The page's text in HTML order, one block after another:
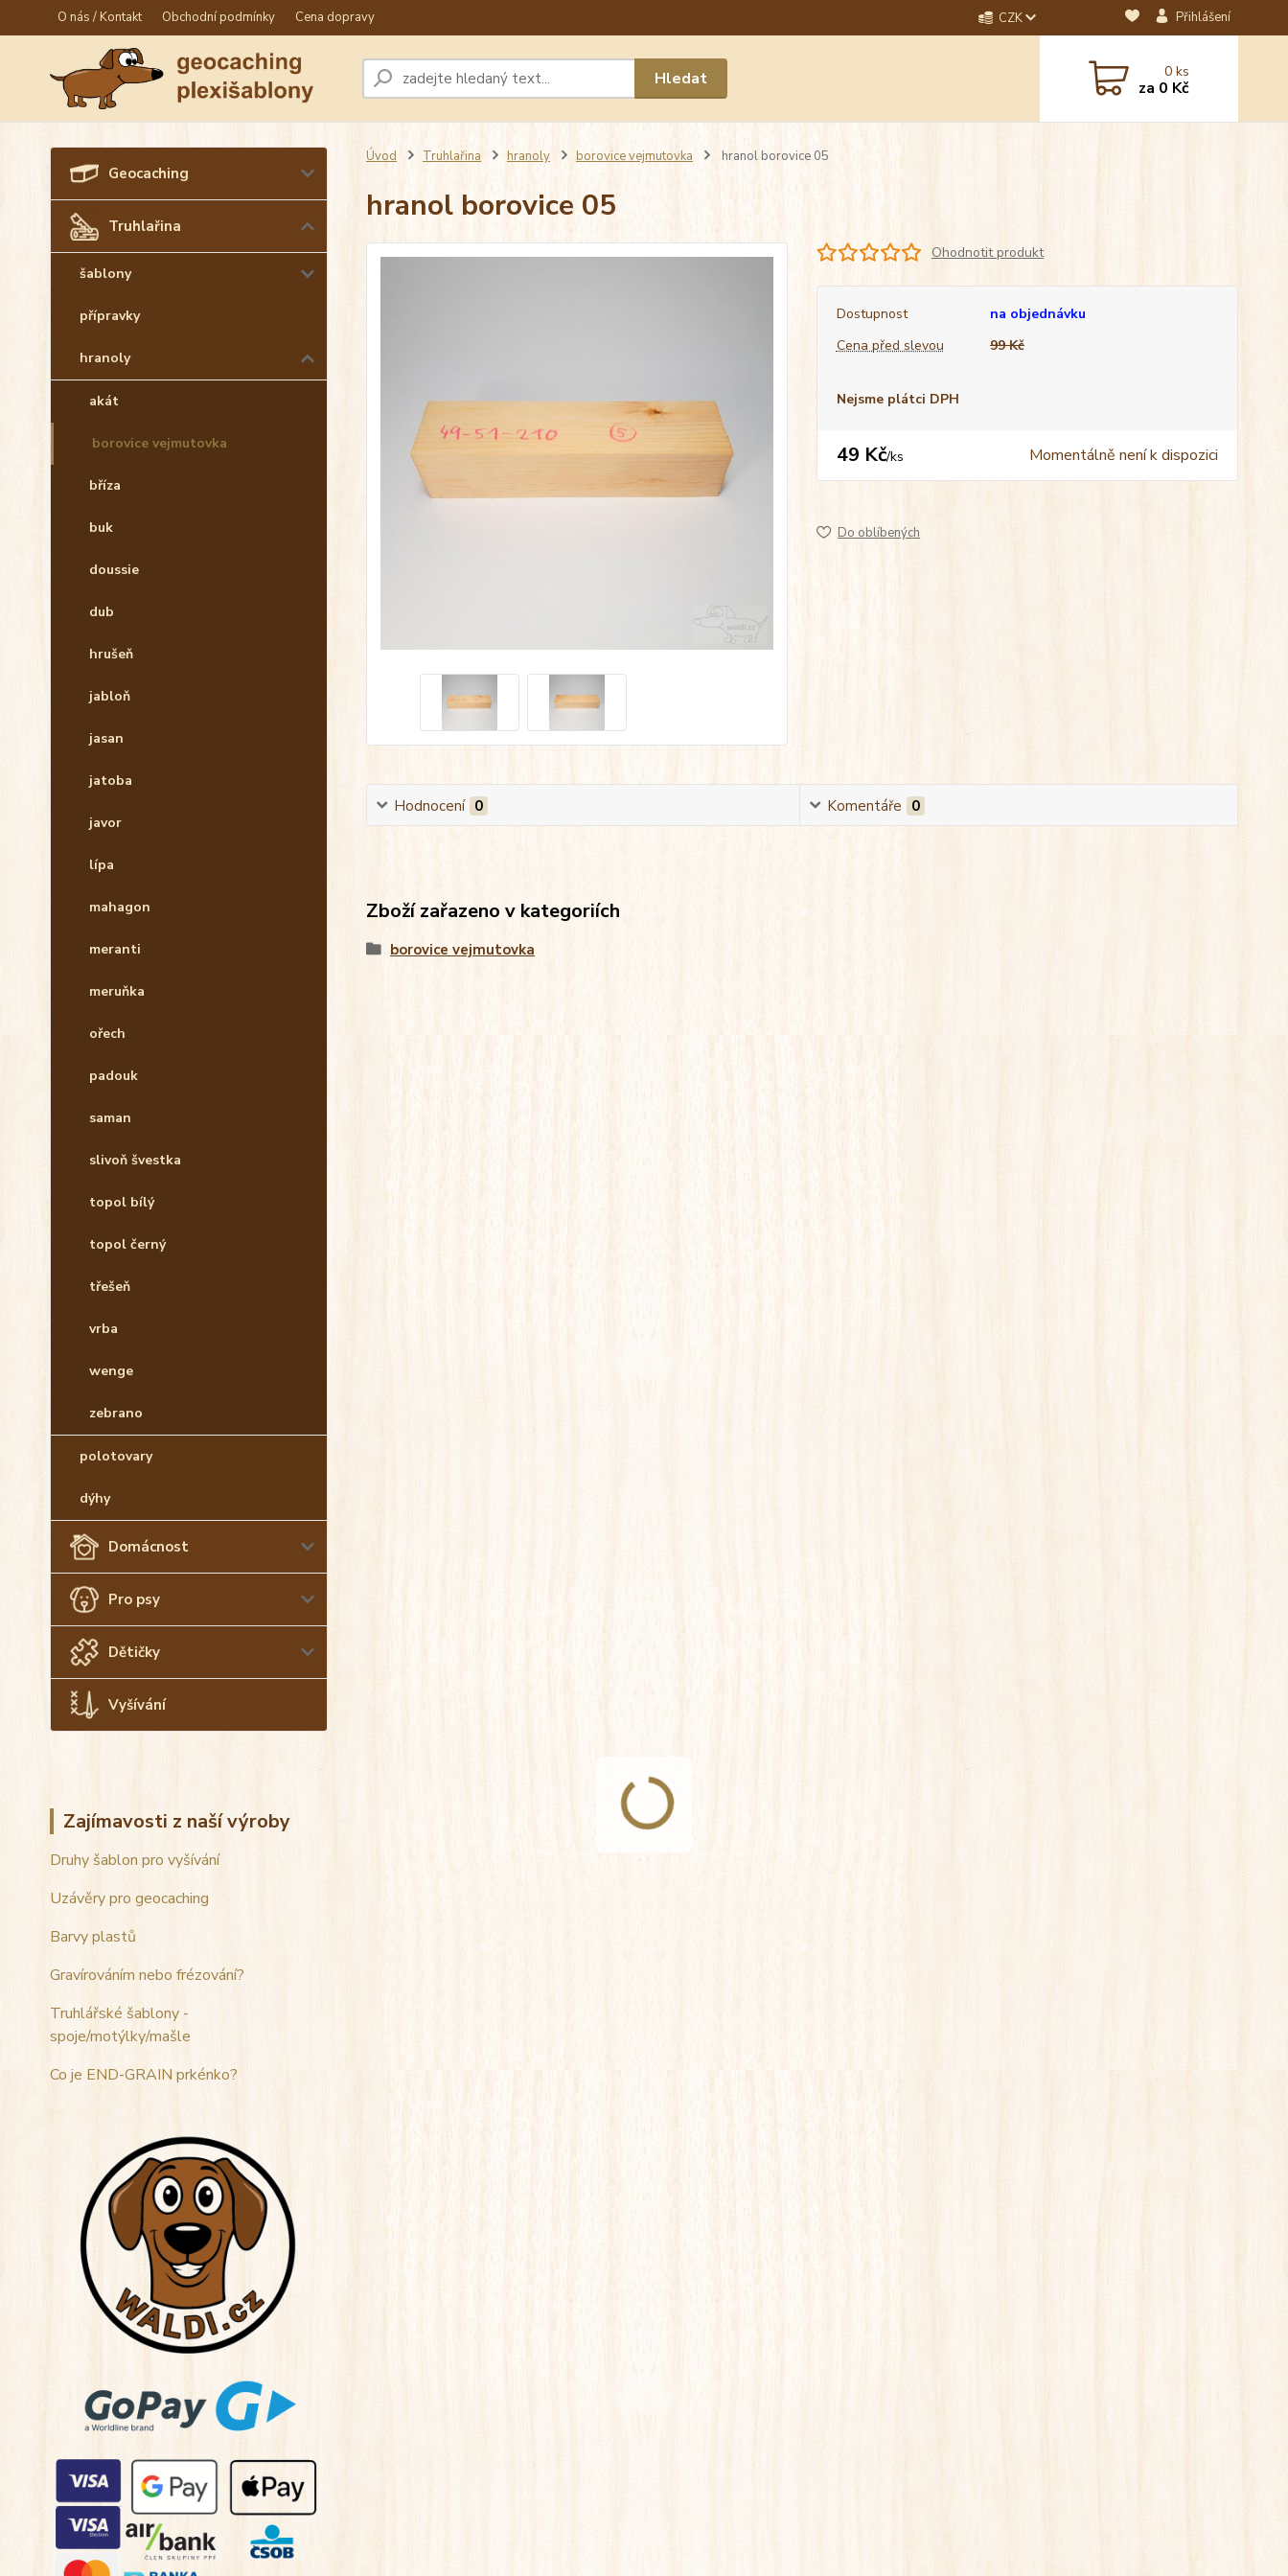
O nás / Kontakt Obchodní podmínky Cena dopravy CZK Přihlášení
Hledat 0ks
za 0 Kč
Geocaching
Truhlařina
šablony
přípravky
hranoly
akát
borovice vejmutovka
bříza
buk
doussie
dub
hrušeň
jabloň
jasan
jatoba
javor
lípa
mahagon
meranti
meruňka
ořech
padouk
saman
slivoň švestka
topol bílý
topol černý
třešeň
vrba
wenge
zebrano
polotovary
dýhy
Domácnost
Pro psy
Dětičky
Vyšívání
Zajímavosti z naší výroby
Druhy šablon pro vyšívání
Uzávěry pro geocaching
Barvy plastů
Gravírováním nebo frézování?
Truhlářské šablony -
spoje/motýlky/mašle
Co je END-GRAIN prkénko?
Úvod Truhlařina hranoly borovice vejmutovka hranol borovice 05
hranol borovice 05
Ohodnotit produkt
Dostupnost
na objednávku
Cena před slevou
99 Kč
Nejsme plátci DPH
49 Kč/ks Momentálně není k dispozici
Do oblíbených
Hodnocení 0 Komentáře 0
Zboží zařazeno v kategoriích
borovice vejmutovka